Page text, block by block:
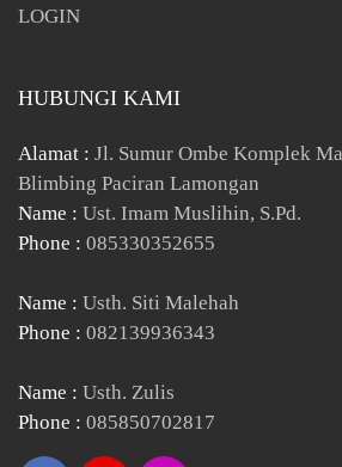
LOGIN
HUBUNGI KAMI
Alamat : Jl. Sumur Ombe Komplek
Blimbing Paciran Lamongan
Name : Ust. Imam Muslihin, S.Pd.
Phone : 085330352655
Name : Usth. Siti Malehah
Phone : 082139936343
Name : Usth. Zulis
Phone : 085850702817